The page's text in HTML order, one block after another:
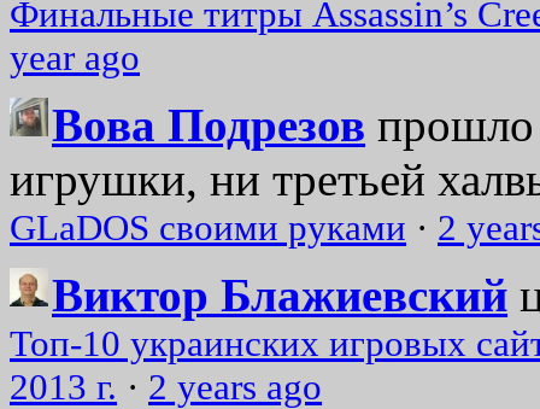
Финальные титры Assassin’s
year ago
Вова Подрезов прошло
игрушки, ни третьей
GLaDOS своими руками · 2
Виктор Блажиевский
Топ-10 украинских игровых
2013 г. · 2 years ago